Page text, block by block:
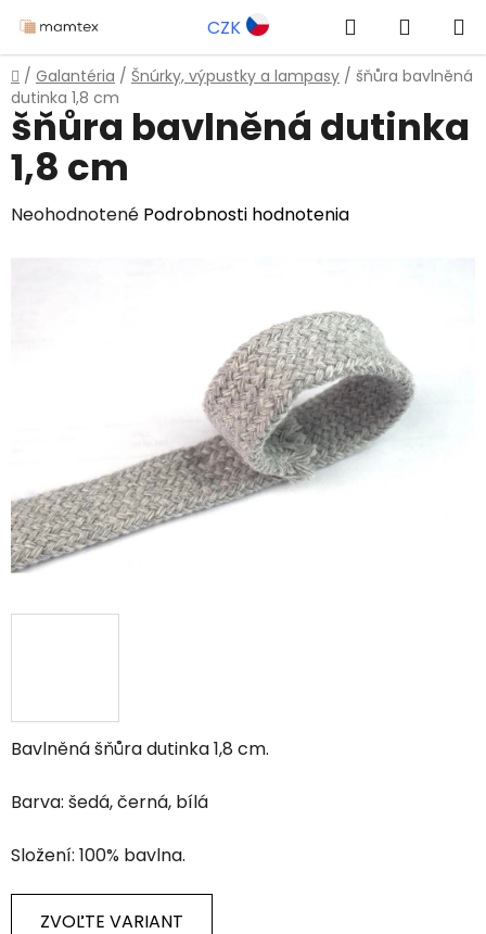
na
obsah
CZK Hľadať
KOŠÍK
Domov
/ Galantéria / Šnúrky, výpustky a lampasy / šňůra bavlněná
dutinka 1,8 cm
Bavlněná šňůra dutinka 1,8 cm.
Barva: šedá, černá, bílá
Složení: 100% bavlna.
ZVOĽTE VARIANT
šňůra bavlněná dutinka
1,8 cm
Priemerné
Neohodnotené Podrobnosti hodnotenia